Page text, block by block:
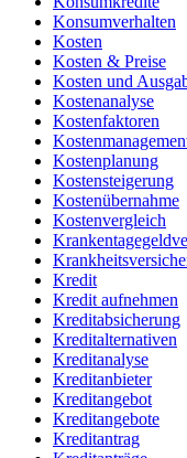
Konsumverhalten
Kosten
Kosten & Preise
Kosten und
Kostenanalyse
Kostenfaktoren
Kostenplanung
Kostensteigerung
Kostenübernahme
Kostenvergleich
Kredit
Kredit aufnehmen
Kreditabsicherung
Kreditalternativen
Kreditanalyse
Kreditanbieter
Kreditangebot
Kreditangebote
Kreditantrag